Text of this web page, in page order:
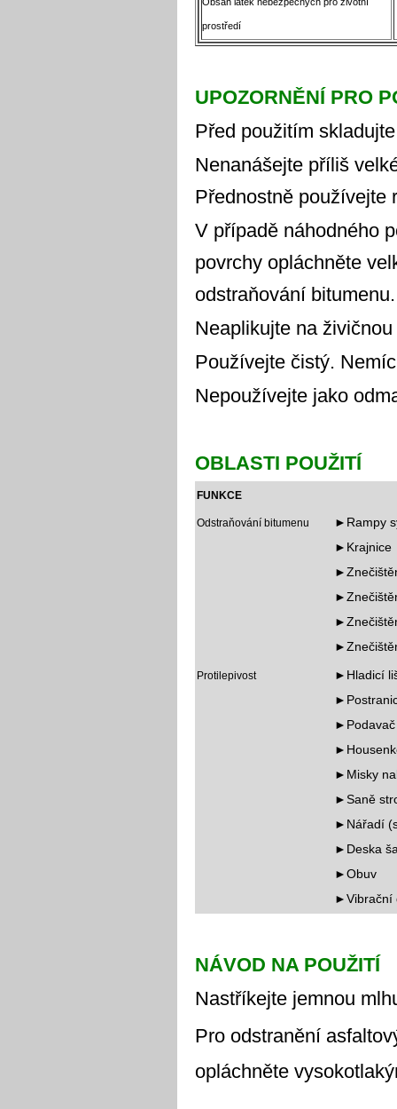
prostředí
UPOZORNĚNÍ PRO
Před použitím
Nenanášejte příliš
Přednostně používejte
V případě náhodného
povrchy opláchněte
odstraňování bitumenu.
Neaplikujte na
Používejte čistý.
Nepoužívejte jako
OBLASTI POUŽITÍ
FUNKCE
Odstraňování bitumenu
►Rampy
►Krajnice
Protilepivost
►Hladicí
►Podavač
►Misky
►Saně
►Nářadí
►Deska
►Obuv
►Vibrační
NÁVOD NA POUŽITÍ
Nastříkejte jemnou
Pro odstranění
opláchněte